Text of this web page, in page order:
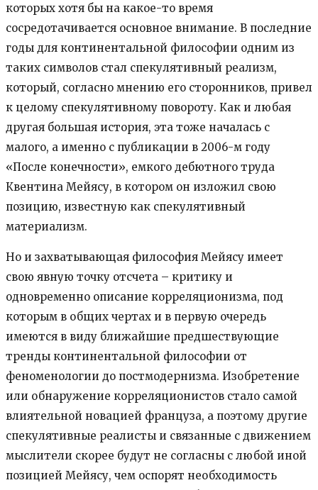
которых хотя бы на какое-то время
сосредотачивается основное внимание. В последние
годы для континентальной философии одним из
таких символов стал спекулятивный реализм,
который, согласно мнению его сторонников, привел
к целому спекулятивному повороту. Как и любая
другая большая история, эта тоже началась с
малого, а именно с публикации в 2006-м году
«После конечности», емкого дебютного труда
Квентина Мейясу, в котором он изложил свою
позицию, известную как спекулятивный
материализм.
Но и захватывающая философия Мейясу имеет
свою явную точку отсчета – критику и
одновременно описание корреляционизма, под
которым в общих чертах и в первую очередь
имеются в виду ближайшие предшествующие
тренды континентальной философии от
феноменологии до постмодернизма. Изобретение
или обнаружение корреляционистов стало самой
влиятельной новацией француза, а поэтому другие
спекулятивные реалисты и связанные с движением
мыслители скорее будут не согласны с любой иной
позицией Мейясу, чем оспорят необходимость